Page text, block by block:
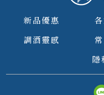
新品優惠
調酒靈感
隱